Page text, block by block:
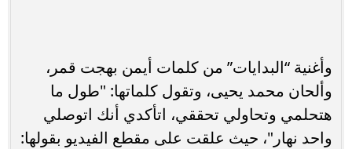
وأغنية “البدايات” من كلمات أيمن بهجت قمر،
وألحان محمد يحيى، وتقول كلماتها: "طول ما
هتحلمي وتحاولي تحققي، اتأكدي أنك اتوصلي
واحد نهار"، حيث علقت على مقطع الفيديو بقولها: